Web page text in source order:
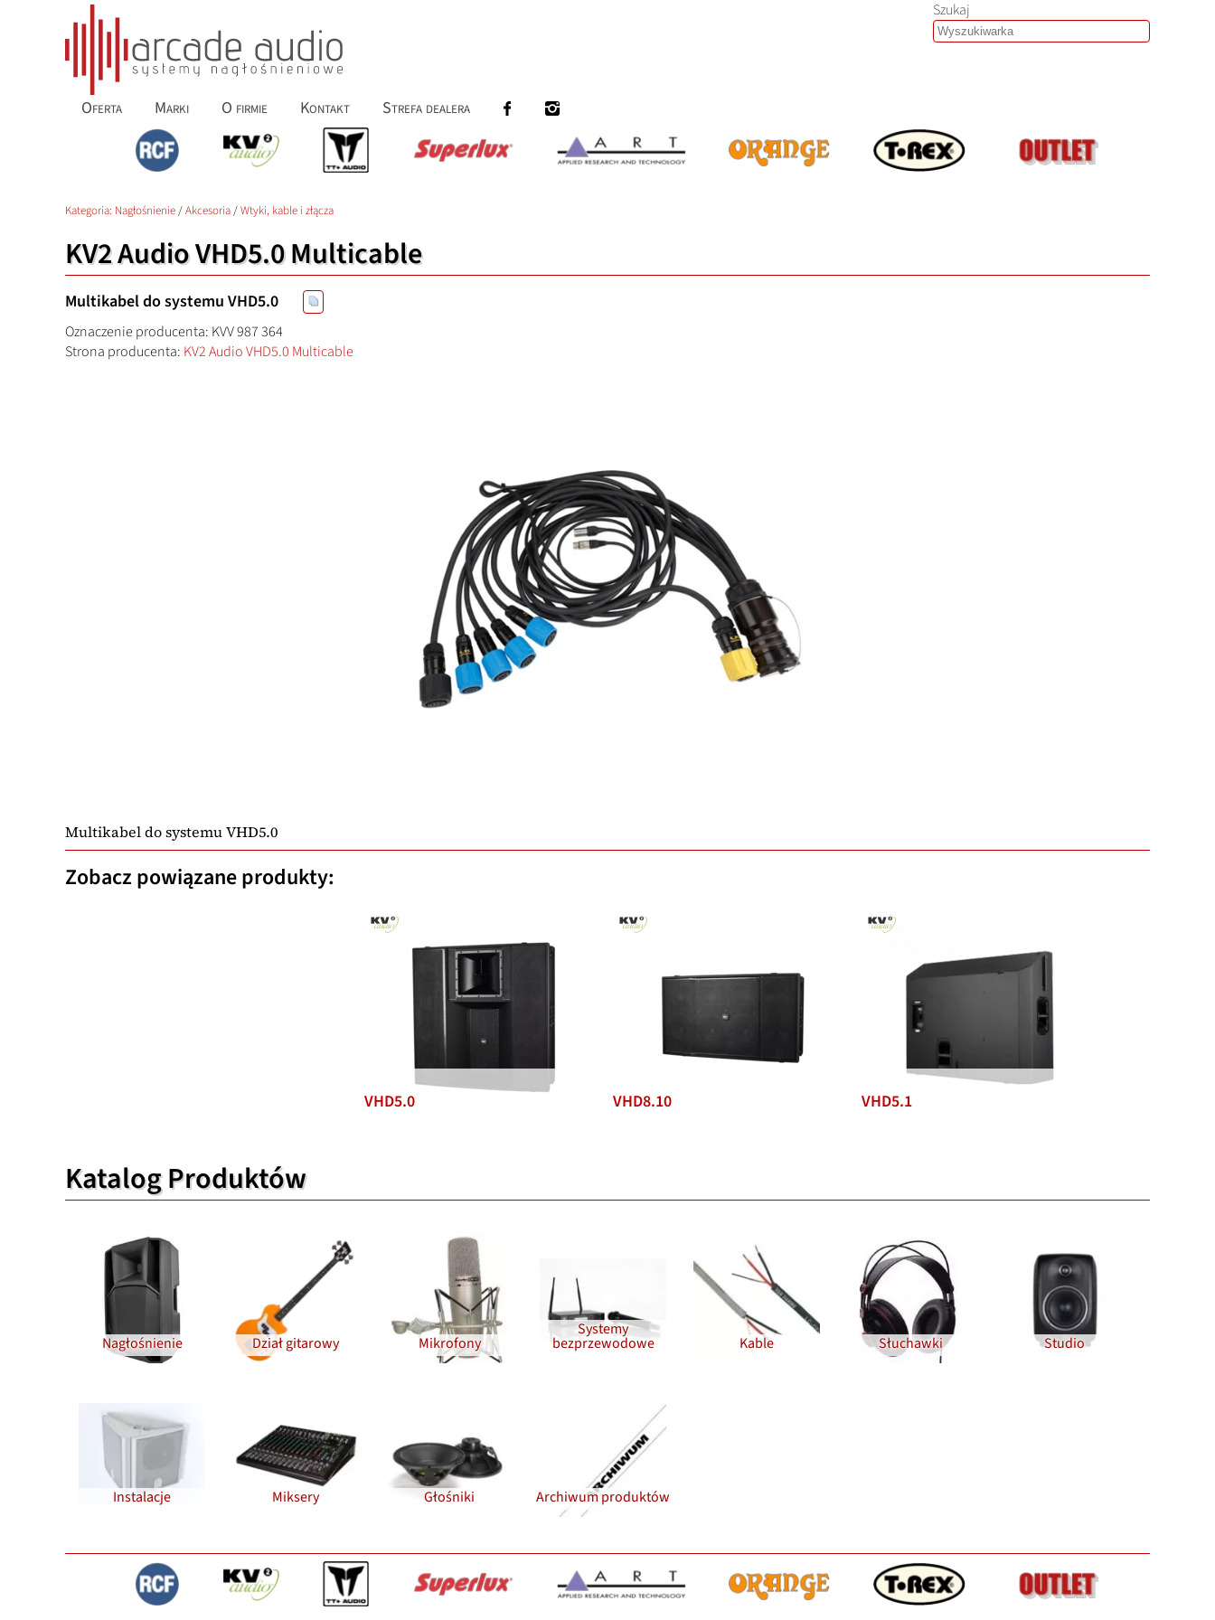
Szukaj
Oferta Marki O firmie Kontakt Strefa dealera
Kategoria: Nagłośnienie/Akcesoria/Wtyki, kable i złącza
KV2 Audio VHD5.0 Multicable
Multikabel do systemu VHD5.0
Oznaczenie producenta: KVV 987 364
Strona producenta: KV2 Audio VHD5.0 Multicable
Multikabel do systemu VHD5.0
Zobacz powiązane produkty:
VHD5.0 VHD8.10 VHD5.1
Katalog Produktów
Nagłośnienie Dział gitarowy Mikrofony
Systemy
bezprzewodowe Kable Słuchawki Studio
Instalacje Miksery Głośniki Archiwum produktów